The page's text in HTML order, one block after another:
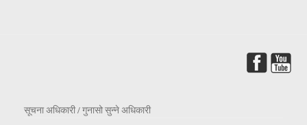
सूचना अधिकारी / गुनासो सुन्ने अधिकारी